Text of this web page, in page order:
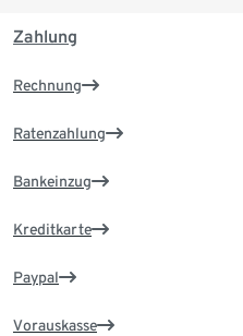
Zahlung
Rechnung
Ratenzahlung
Bankeinzug
Kreditkarte
Paypal
Vorauskasse